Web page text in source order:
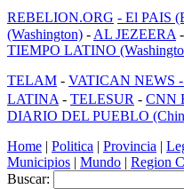
REBELION.ORG - El PAIS
(Washington) - AL JEZEERA -
TIEMPO LATINO
TELAM - VATICAN NEWS -
LATINA - TELESUR - CNN
DIARIO DEL PUEBLO
Home | Politica | Provincia |
Municipios | Mundo | Region
Buscar: